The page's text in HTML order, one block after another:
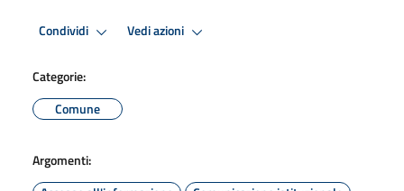
Condividi Vedi azioni
Categorie:
Comune
Argomenti: